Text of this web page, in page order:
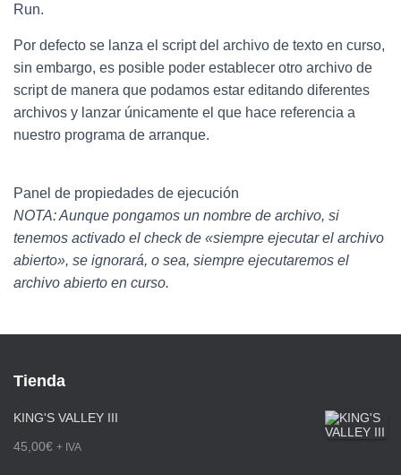
Run.
Por defecto se lanza el script del archivo de texto en curso,
sin embargo, es posible poder establecer otro archivo de
script de manera que podamos estar editando diferentes
archivos y lanzar únicamente el que hace referencia a
nuestro programa de arranque.
Panel de propiedades de ejecución
NOTA: Aunque pongamos un nombre de archivo, si
tenemos activado el check de «siempre ejecutar el archivo
abierto», se ignorará, o sea, siempre ejecutaremos el
archivo abierto en curso.
Tienda
KING'S VALLEY III
45,00€ + IVA